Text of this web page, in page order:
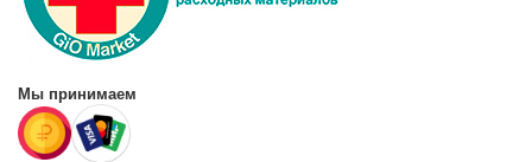
Мы принимаем